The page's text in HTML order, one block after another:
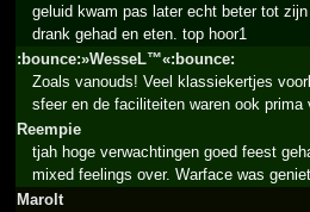
geluid kwam pas later echt beter tot
drank gehad en eten. top hoor1
:bounc­e:»Wes­seL™«:­bounce­:
Zoals vanouds! Veel klassiekertjes
sfeer en de faciliteiten waren ook prima
Reempie
tjah hoge verwachtingen goed feest
mixed feelings over. Warface was
Marolt